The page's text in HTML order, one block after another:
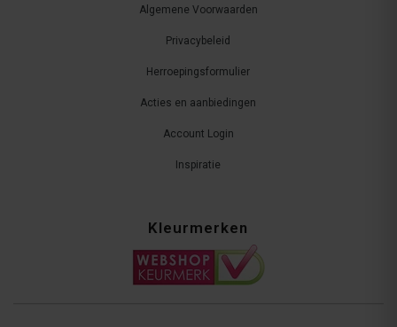
Algemene Voorwaarden
Privacybeleid
Herroepingsformulier
Acties en aanbiedingen
Account Login
Inspiratie
Kleurmerken